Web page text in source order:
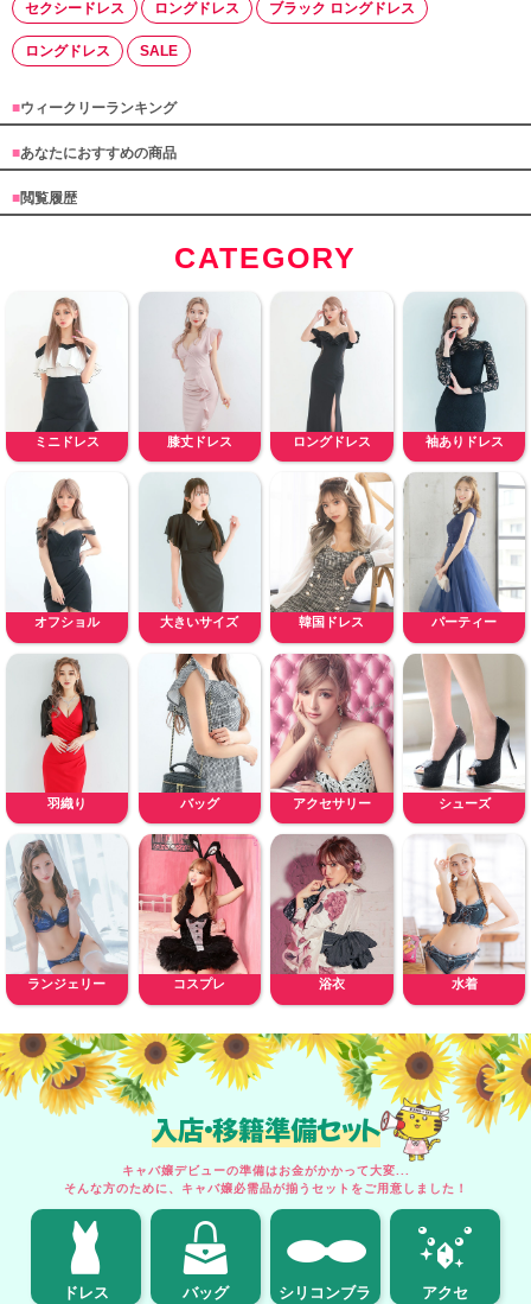
セクシードレス ロングドレス ブラック ロングドレス
ロングドレス SALE
■ウィークリーランキング
■あなたにおすすめの商品
■閲覧履歴
CATEGORY
ミニドレス 膝丈ドレス ロングドレス 袖ありドレス
オフショル 大きいサイズ 韓国ドレス パーティー
羽織り バッグ アクセサリー シューズ
ランジェリー コスプレ 浴衣 水着
入店・移籍準備セット
キャバ嬢デビューの準備はお金がかかって大変...
そんな方のために、キャバ嬢必需品が揃うセットをご用意しました！
ドレス バッグ シリコンブラ アクセ